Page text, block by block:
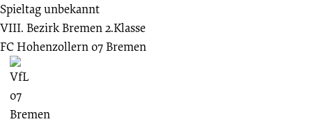
Spieltag unbekannt
VIII. Bezirk Bremen 2.Klasse
FC Hohenzollern 07 Bremen